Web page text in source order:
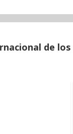
de los